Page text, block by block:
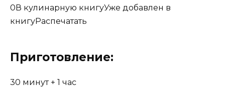
0В кулинарную книгуУже добавлен в
книгуРаспечатать
Приготовление:
30 минут + 1 час